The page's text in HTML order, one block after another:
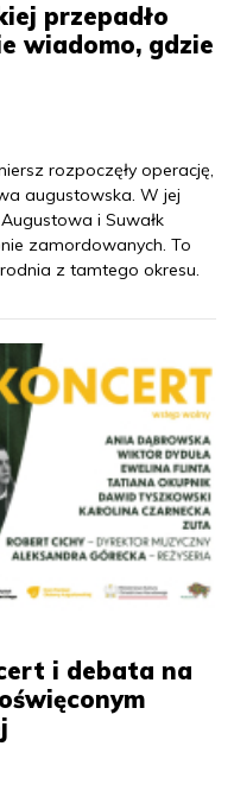
przepadło
wiadomo, gdzie
rozpoczęły operację,
augustowska. W jej
i Suwałk
zamordowanych. To
z tamtego okresu.
i debata na